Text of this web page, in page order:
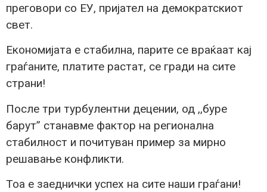
преговори со ЕУ, пријател на демократскиот
свет.
Економијата е стабилна, парите се враќаат кај
граѓаните, платите растат, се гради на сите
страни!
После три турбулентни децении, од ,,буре
барут’’ станавме фактор на регионална
стабилност и почитуван пример за мирно
решавање конфликти.
Тоа е заеднички успех на сите наши граѓани!